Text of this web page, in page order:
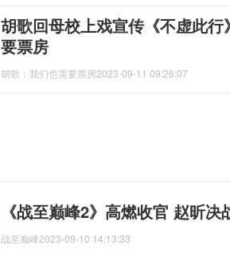
胡歌回母校上戏宣传《不虚此
要票房
胡歌：我们也需要票房2023-09-11 09:26:07
《战至巅峰2》高燃收官 赵昕
战至巅峰2023-09-10 14:13:33